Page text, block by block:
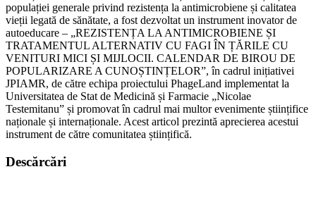
populației generale privind rezistența la antimicrobiene și calitatea
vieții legată de sănătate, a fost dezvoltat un instrument inovator de
autoeducare – „REZISTENȚA LA ANTIMICROBIENE ȘI
TRATAMENTUL ALTERNATIV CU FAGI ÎN ȚĂRILE CU
VENITURI MICI ȘI MIJLOCII. CALENDAR DE BIROU DE
POPULARIZARE A CUNOȘTINȚELOR”, în cadrul inițiativei
JPIAMR, de către echipa proiectului PhageLand implementat la
Universitatea de Stat de Medicină și Farmacie „Nicolae
Testemitanu” și promovat în cadrul mai multor evenimente științifice
naționale și internaționale. Acest articol prezintă aprecierea acestui
instrument de către comunitatea științifică.
Descărcări